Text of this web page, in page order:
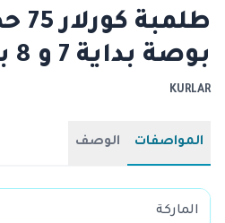
بوصة بداية 7 و 8 بوصة
KURLAR
المواصفات الوصف
الماركة